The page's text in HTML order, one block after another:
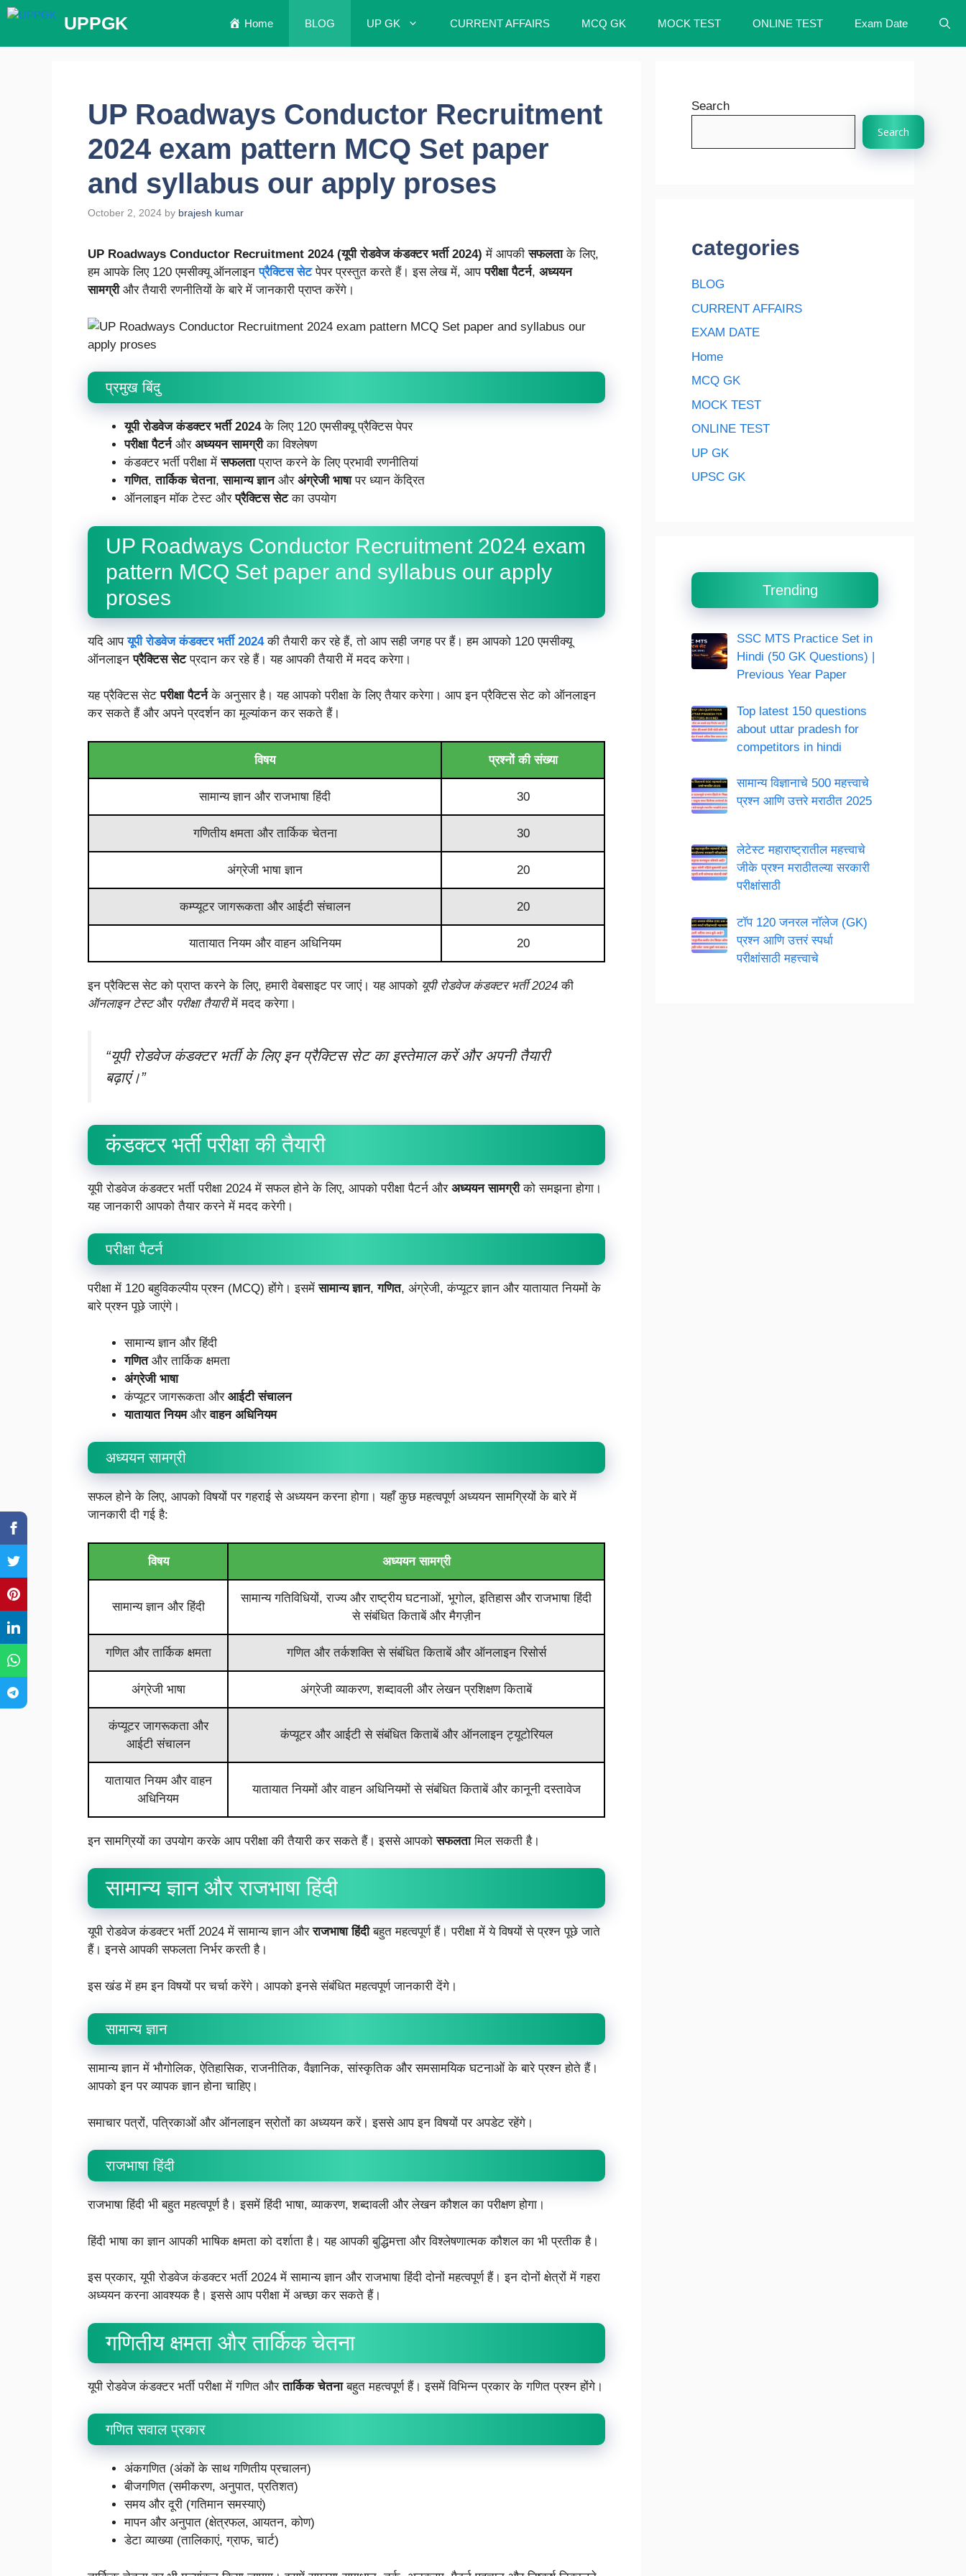
UPPGK Home BLOG UP GK CURRENT AFFAIRS MCQ GK MOCK TEST ONLINE TEST Exam Date
UP Roadways Conductor Recruitment
2024 exam pattern MCQ Set paper
and syllabus our apply proses
October 2, 2024 by brajesh kumar
UP Roadways Conductor Recruitment 2024 (यूपी रोडवेज कंडक्टर भर्ती 2024) में आपकीसफलताके लिए,
हम आपके लिए 120 एमसीक्यू ऑनलाइनप्रैक्टिस सेटपेपर प्रस्तुत करते हैं। इस लेख में, आपपरीक्षा पैटर्न, अध्ययन
सामग्रीऔर तैयारी रणनीतियों के बारे में जानकारी प्राप्त करेंगे।
प्रमुख बिंदु
यूपी रोडवेज कंडक्टर भर्ती 2024के लिए 120 एमसीक्यू प्रैक्टिस पेपर
परीक्षा पैटर्नऔर अध्ययन सामग्रीका विश्लेषण
कंडक्टर भर्ती परीक्षा मेंसफलताप्राप्त करने के लिए प्रभावी रणनीतियां
गणित,तार्किक चेतना,सामान्य ज्ञानऔर अंग्रेजी भाषापर ध्यान केंद्रित
ऑनलाइन मॉक टेस्ट औरप्रैक्टिस सेटका उपयोग
UP Roadways Conductor Recruitment 2024 exam
pattern MCQ Set paper and syllabus our apply
proses
यदि आपयूपी रोडवेज कंडक्टर भर्ती 2024की तैयारी कर रहे हैं, तो आप सही जगह पर हैं। हम आपको 120 एमसीक्यू
ऑनलाइनप्रैक्टिस सेटप्रदान कर रहे हैं। यह आपकी तैयारी में मदद करेगा।
यह प्रैक्टिस सेटपरीक्षा पैटर्नके अनुसार है। यह आपको परीक्षा के लिए तैयार करेगा। आप इन प्रैक्टिस सेट को ऑनलाइन
कर सकते हैं और अपने प्रदर्शन का मूल्यांकन कर सकते हैं।
विषय प्रश्नों की संख्या
सामान्य ज्ञान और राजभाषा हिंदी 30
गणितीय क्षमता और तार्किक चेतना 30
अंग्रेजी भाषा ज्ञान 20
कम्प्यूटर जागरूकता और आईटी संचालन 20
यातायात नियम और वाहन अधिनियम 20
इन प्रैक्टिस सेट को प्राप्त करने के लिए, हमारी वेबसाइट पर जाएं। यह आपको यूपी रोडवेज कंडक्टर भर्ती 2024 की
ऑनलाइन टेस्टऔर परीक्षा तैयारीमें मदद करेगा।
“यूपी रोडवेज कंडक्टर भर्ती के लिए इन प्रैक्टिस सेट का इस्तेमाल करें और अपनी तैयारी
बढ़ाएं।”
कंडक्टर भर्ती परीक्षा की तैयारी
यूपी रोडवेज कंडक्टर भर्ती परीक्षा 2024 में सफल होने के लिए, आपको परीक्षा पैटर्न और अध्ययन सामग्रीको समझना होगा।
यह जानकारी आपको तैयार करने में मदद करेगी।
परीक्षा पैटर्न
परीक्षा में 120 बहुविकल्पीय प्रश्न (MCQ) होंगे। इसमेंसामान्य ज्ञान,गणित, अंग्रेजी, कंप्यूटर ज्ञान और यातायात नियमों के
बारे प्रश्न पूछे जाएंगे।
सामान्य ज्ञान और हिंदी
गणितऔर तार्किक क्षमता
अंग्रेजी भाषा
कंप्यूटर जागरूकता और आईटी संचालन
यातायात नियमऔरवाहन अधिनियम
अध्ययन सामग्री
सफल होने के लिए, आपको विषयों पर गहराई से अध्ययन करना होगा। यहाँ कुछ महत्वपूर्ण अध्ययन सामग्रियों के बारे में
जानकारी दी गई है:
विषय अध्ययन सामग्री
सामान्य ज्ञान और हिंदी
सामान्य गतिविधियों, राज्य और राष्ट्रीय घटनाओं, भूगोल, इतिहास और राजभाषा हिंदी
से संबंधित किताबें और मैगज़ीन
गणित और तार्किक क्षमता गणित और तर्कशक्ति से संबंधित किताबें और ऑनलाइन रिसोर्स
अंग्रेजी भाषा अंग्रेजी व्याकरण, शब्दावली और लेखन प्रशिक्षण किताबें
कंप्यूटर जागरूकता और
आईटी संचालन
कंप्यूटर और आईटी से संबंधित किताबें और ऑनलाइन ट्यूटोरियल
यातायात नियम और वाहन
अधिनियम
यातायात नियमों और वाहन अधिनियमों से संबंधित किताबें और कानूनी दस्तावेज
इन सामग्रियों का उपयोग करके आप परीक्षा की तैयारी कर सकते हैं। इससे आपकोसफलतामिल सकती है।
सामान्य ज्ञान और राजभाषा हिंदी
यूपी रोडवेज कंडक्टर भर्ती 2024 में सामान्य ज्ञान औरराजभाषा हिंदीबहुत महत्वपूर्ण हैं। परीक्षा में ये विषयों से प्रश्न पूछे जाते
हैं। इनसे आपकी सफलता निर्भर करती है।
इस खंड में हम इन विषयों पर चर्चा करेंगे। आपको इनसे संबंधित महत्वपूर्ण जानकारी देंगे।
सामान्य ज्ञान
सामान्य ज्ञान में भौगोलिक, ऐतिहासिक, राजनीतिक, वैज्ञानिक, सांस्कृतिक और समसामयिक घटनाओं के बारे प्रश्न होते हैं।
आपको इन पर व्यापक ज्ञान होना चाहिए।
समाचार पत्रों, पत्रिकाओं और ऑनलाइन स्रोतों का अध्ययन करें। इससे आप इन विषयों पर अपडेट रहेंगे।
राजभाषा हिंदी
राजभाषा हिंदी भी बहुत महत्वपूर्ण है। इसमें हिंदी भाषा, व्याकरण, शब्दावली और लेखन कौशल का परीक्षण होगा।
हिंदी भाषा का ज्ञान आपकी भाषिक क्षमता को दर्शाता है। यह आपकी बुद्धिमत्ता और विश्लेषणात्मक कौशल का भी प्रतीक है।
इस प्रकार, यूपी रोडवेज कंडक्टर भर्ती 2024 में सामान्य ज्ञान और राजभाषा हिंदी दोनों महत्वपूर्ण हैं। इन दोनों क्षेत्रों में गहरा
अध्ययन करना आवश्यक है। इससे आप परीक्षा में अच्छा कर सकते हैं।
गणितीय क्षमता और तार्किक चेतना
यूपी रोडवेज कंडक्टर भर्ती परीक्षा में गणित औरतार्किक चेतनाबहुत महत्वपूर्ण हैं। इसमें विभिन्न प्रकार के गणित प्रश्न होंगे।
गणित सवाल प्रकार
अंकगणित (अंकों के साथ गणितीय प्रचालन)
बीजगणित (समीकरण, अनुपात, प्रतिशत)
समय और दूरी (गतिमान समस्याएं)
मापन और अनुपात (क्षेत्रफल, आयतन, कोण)
डेटा व्याख्या (तालिकाएं, ग्राफ, चार्ट)
Search
Search
categories
BLOG
CURRENT AFFAIRS
EXAM DATE
Home
MCQ GK
MOCK TEST
ONLINE TEST
UP GK
UPSC GK
Trending
SSC MTS Practice Set in
Hindi (50 GK Questions) |
Previous Year Paper
Top latest 150 questions
about uttar pradesh for
competitors in hindi
सामान्य विज्ञानाचे 500 महत्त्वाचे
प्रश्न आणि उत्तरे मराठीत 2025
लेटेस्ट महाराष्ट्रातील महत्त्वाचे
जीके प्रश्न मराठीतल्या सरकारी
परीक्षांसाठी
टॉप 120 जनरल नॉलेज (GK)
प्रश्न आणि उत्तरं स्पर्धा
परीक्षांसाठी महत्त्वाचे